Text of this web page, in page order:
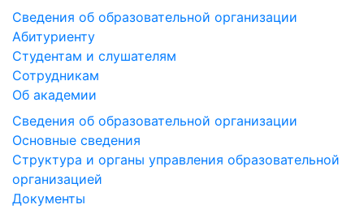
Сведения об образовательной организации
Абитуриенту
Студентам и слушателям
Сотрудникам
Об академии
Сведения об образовательной организации
Основные сведения
Структура и органы управления образовательной
организацией
Документы